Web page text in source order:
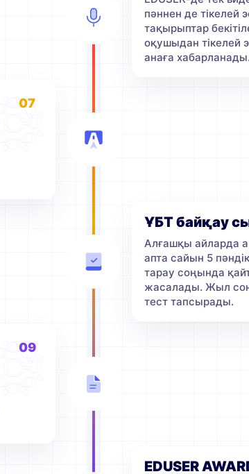
пәннен де тікелей
тақырыптар
оқушыдан тікелей
анаға
07
ҰБТ байқау
Алғашқы айларда
апта сайын 5
тарау соңында
жасалады. Жыл
тест тапсырады.
09
EDUSER